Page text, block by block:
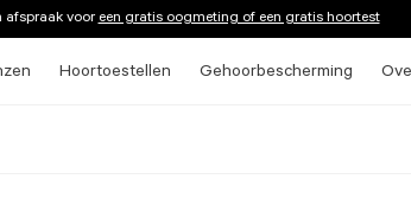
afspraak vooreen gratis oogmeting of een gratis hoortest
Hoortoestellen Gehoorbescherming